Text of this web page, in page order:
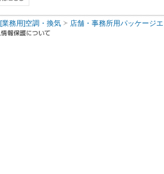
[業務用]空調・換気 店舗・事務所用パッケージ